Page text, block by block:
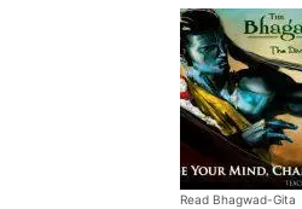
Read Bhagwad-Gita